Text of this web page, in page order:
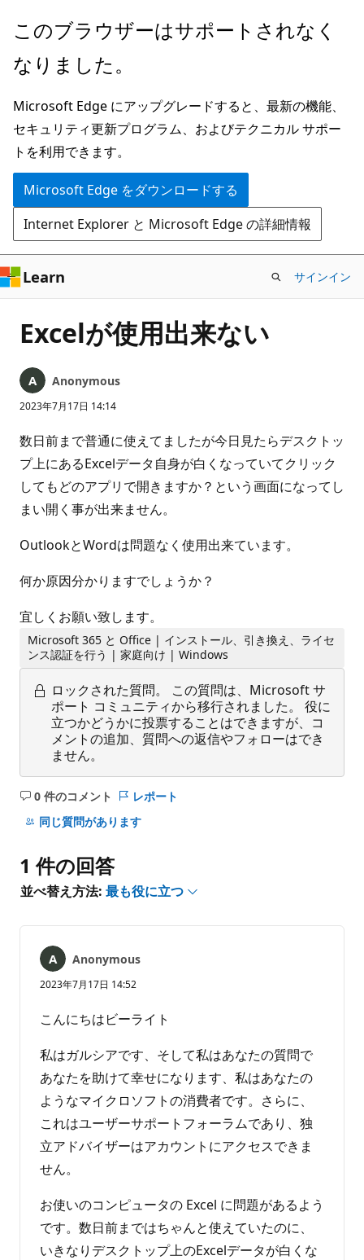
メ
ン
ン
テ
ン
ツ
に
ス
キ
ッ
プ
このブラウザーはサポートされなく
なりました。
Microsoft Edge にアップグレードすると、最新の機能、
セキュリティ更新プログラム、およびテクニカル サポー
トを利用できます。
Microsoft Edge をダウンロードする
Internet Explorer と Microsoft Edge の詳細情報
Learn サインイン
Excelが使用出来ない
Anonymous
2023年7月17日 14:14
数日前まで普通に使えてましたが今日見たらデスクトッ
プ上にあるExcelデータ自身が白くなっていてクリック
してもどのアプリで開きますか？という画面になってし
まい開く事が出来ません。
OutlookとWordは問題なく使用出来ています。
何か原因分かりますでしょうか？
宜しくお願い致します。
Microsoft 365 と Office | インストール、引き換え、ライセ
ンス認証を行う | 家庭向け | Windows
ロックされた質問。
この質問は、Microsoft サ
ポート コミュニティから移行されました。 役に
立つかどうかに投票することはできますが、コ
メントの追加、質問への返信やフォローはでき
ません。
0 件のコメント
コ
メ
は
あ
ま
ん
レポート
同じ質問があります
1 件の回答
並べ替え方法: 最も役に立つ
Anonymous
2023年7月17日 14:52
こんにちはビーライト
私はガルシアです、そして私はあなたの質問で
あなたを助けて幸せになります、私はあなたの
ようなマイクロソフトの消費者です。さらに、
これはユーザーサポートフォーラムであり、独
立アドバイザーはアカウントにアクセスできま
せん。
お使いのコンピュータの Excel に問題があるよう
です。数日前まではちゃんと使えていたのに、
いきなりデスクトップ上のExcelデータが白くな